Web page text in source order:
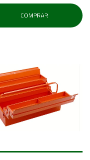
COMPRAR